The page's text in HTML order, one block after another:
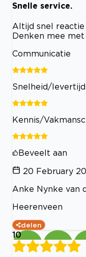
Snelle service.
Altijd snel
Denken mee
Communicatie
Snelheid/levertijd
Kennis/
Beveelt aan
20 February
Anke Nynke van
Heerenveen
delen
10